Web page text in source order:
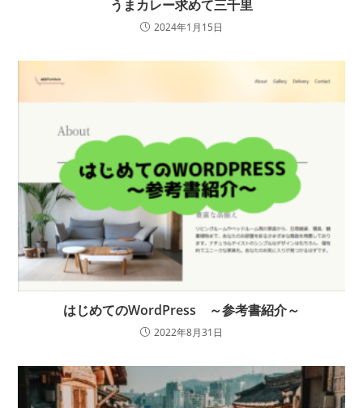
うまカレー求めて三千里
2024年1月15日
はじめてのWordPress ～参考書紹介～
2022年8月31日